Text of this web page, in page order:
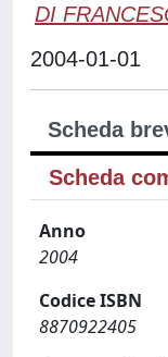
DI
2004-01-01
Scheda
Scheda
Anno
2004
Codice ISBN
8870922405